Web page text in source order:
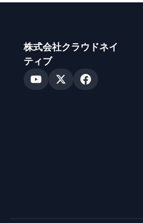
株式会社クラウドネイ
ティブ